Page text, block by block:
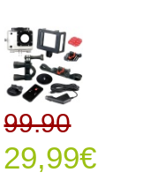
99.90
29,99€